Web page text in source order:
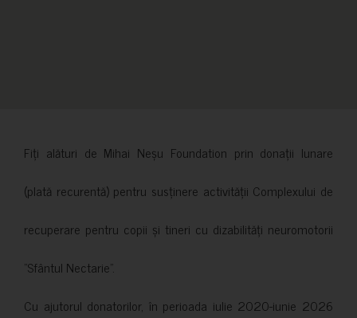
Fiți alături de Mihai Neșu Foundation prin donații lunare
(plată recurentă) pentru susținere activității Complexului de
recuperare pentru copii și tineri cu dizabilități neuromotorii
”Sfântul Nectarie”.
Cu ajutorul donatorilor, în perioada iulie 2020-iunie 2026